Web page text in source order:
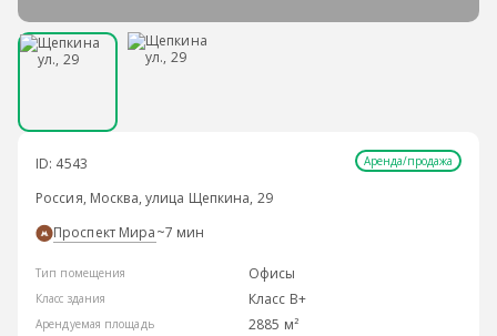
ID: 4543 Аренда/продажа
Россия, Москва, улица Щепкина, 29
Проспект Мира~7 мин
Тип помещения Офисы
Класс здания Класс B+
Арендуемая площадь 2885 м²